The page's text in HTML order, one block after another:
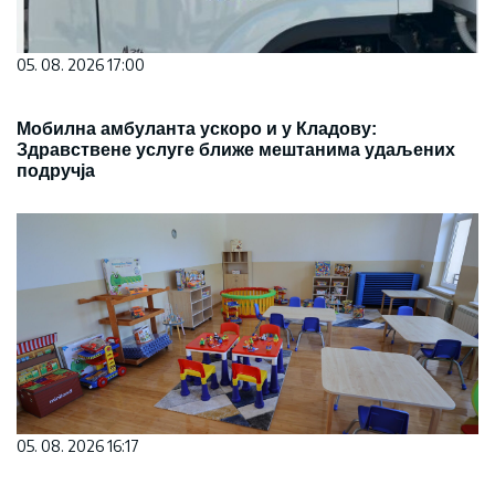
05. 08. 2026 17:00
Мобилна амбуланта ускоро и у Кладову:
Здравствене услуге ближе мештанима удаљених
подручја
05. 08. 2026 16:17